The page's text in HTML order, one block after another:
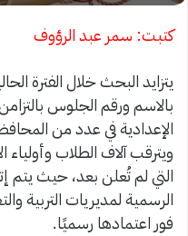
كتبت: سمر عبد الرؤوف
يتزايد البحث خلال الفترة
بالاسم ورقم الجلوس
الإعدادية في عدد من
ويترقب آلاف الطلاب وأولياء
التي لم تُعلن بعد، حيث يتم
الرسمية لمديريات التربية
فور اعتمادها رسميًا.